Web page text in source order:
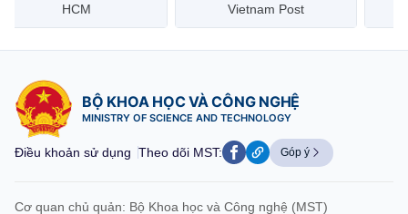
Vietnam Post
Viễn Thông CMC
BỘ KHOA HỌC VÀ CÔNG NGHỆ
MINISTRY OF SCIENCE AND TECHNOLOGY
Điều khoản sử dụng Theo dõi MST: Góp ý
Cơ quan chủ quản: Bộ Khoa học và Công nghệ (MST)